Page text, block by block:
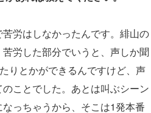
労はしなかったんです。緋山の
労した部分でいうと、声しか聞
りとかができるんですけど、声
ことでした。あとは叫ぶシーン
っちゃうから、そこは1発本番